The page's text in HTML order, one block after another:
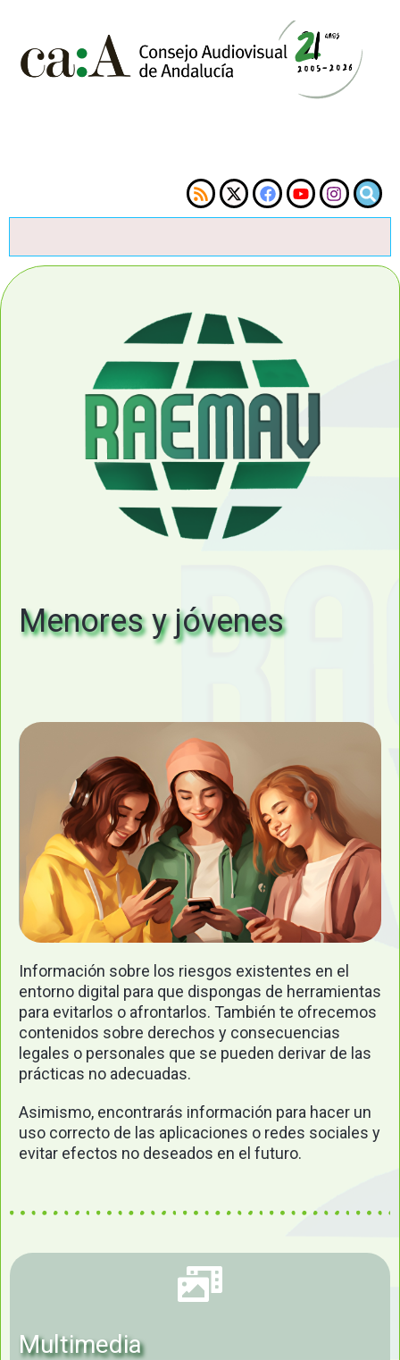
Menores y jóvenes
Información sobre los riesgos existentes en el
entorno digital para que dispongas de herramientas
para evitarlos o afrontarlos. También te ofrecemos
contenidos sobre derechos y consecuencias
legales o personales que se pueden derivar de las
prácticas no adecuadas.
Asimismo, encontrarás información para hacer un
uso correcto de las aplicaciones o redes sociales y
evitar efectos no deseados en el futuro.
Multimedia